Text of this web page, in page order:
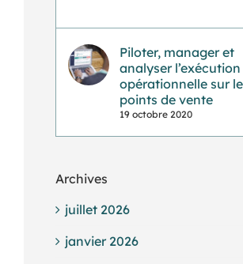
Piloter, manager et
analyser l’exécution
opérationnelle sur
points de vente
19 octobre 2020
Archives
juillet 2026
janvier 2026